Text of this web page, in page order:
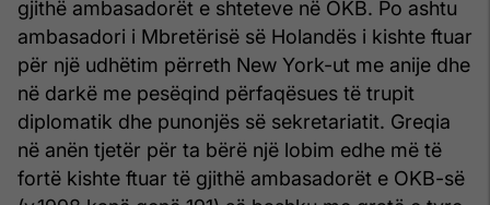
gjithë ambasadorët e shteteve në OKB. Po ashtu
ambasadori i Mbretërisë së Holandës i kishte ftuar
për një udhëtim përreth New York-ut me anije dhe
në darkë me pesëqind përfaqësues të trupit
diplomatik dhe punonjës së sekretariatit. Greqia
në anën tjetër për ta bërë një lobim edhe më të
fortë kishte ftuar të gjithë ambasadorët e OKB-së